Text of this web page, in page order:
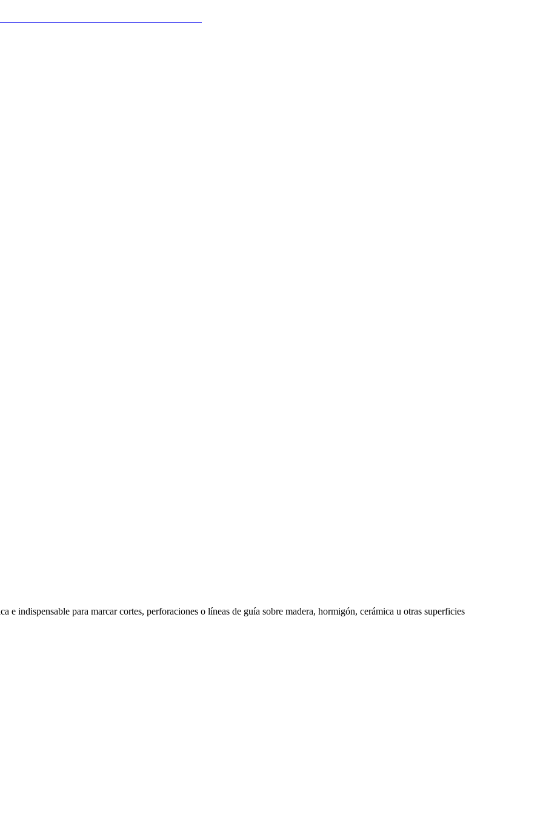
e indispensable para marcar cortes, perforaciones o líneas de guía sobre madera, hormigón, cerámica u otras superficies